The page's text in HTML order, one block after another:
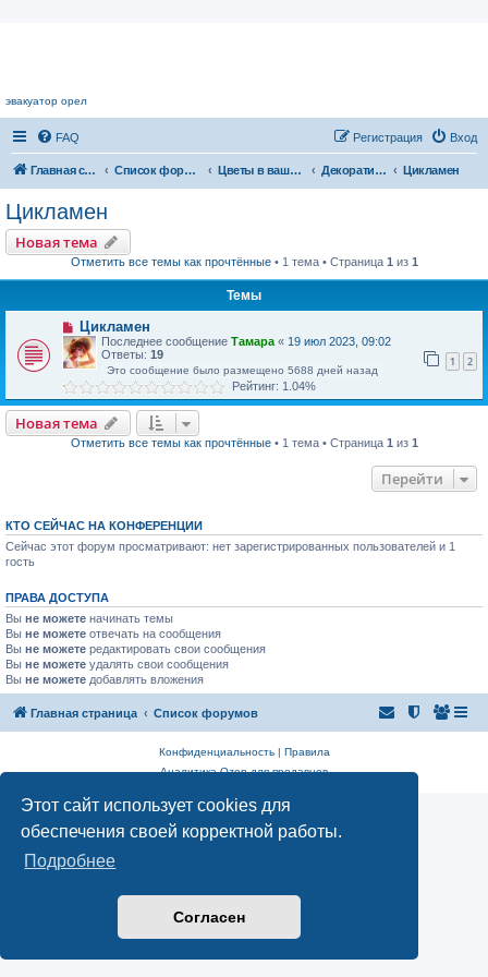
Этот сайт использует cookies для
обеспечения своей корректной работы.
Подробнее
Согласен
эвакуатор орел
FAQ Вход
Регистрация
Главная страница Список форумов Цветы в вашем доме Декоративноцветущие растения Цикламен
Цикламен
Новая тема
Отметить все темы как прочтённые• 1 тема • Страница 1 из 1
Темы
Цикламен
Последнее сообщение Тамара « 19 июл 2023, 09:02
Ответы: 19 1 2
Это сообщение было размещено 5688 дней назад
Рейтинг: 1.04%
Новая тема
Отметить все темы как прочтённые• 1 тема • Страница 1 из 1
Перейти
КТО СЕЙЧАС НА КОНФЕРЕНЦИИ
Сейчас этот форум просматривают: нет зарегистрированных пользователей и 1
гость
ПРАВА ДОСТУПА
Вы не можете начинать темы
Вы не можете отвечать на сообщения
Вы не можете редактировать свои сообщения
Вы не можете удалять свои сообщения
Вы не можете добавлять вложения
Главная страница Список форумов
Конфиденциальность| Правила
Аналитика Ozon для продавцов